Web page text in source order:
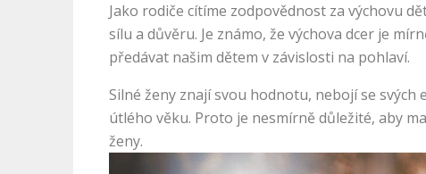
Jako rodiče cítíme zodpovědnost za výchovu
sílu a důvěru. Je známo, že výchova dcer je
předávat našim dětem v závislosti na pohlaví.
Silné ženy znají svou hodnotu, nebojí se
útlého věku. Proto je nesmírně důležité, aby
ženy.